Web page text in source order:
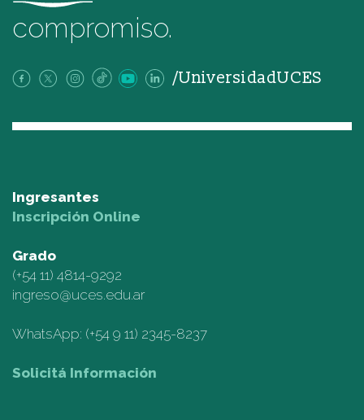
compromiso.
/UniversidadUCES
Ingresantes
Inscripción Online
Grado
(+54 11) 4814-9292
ingreso@uces.edu.ar
WhatsApp: (+54 9 11) 2345-8237
Solicitá Información